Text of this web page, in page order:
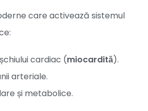
care activează sistemul
cardiac (miocardită).
arteriale.
și metabolice.